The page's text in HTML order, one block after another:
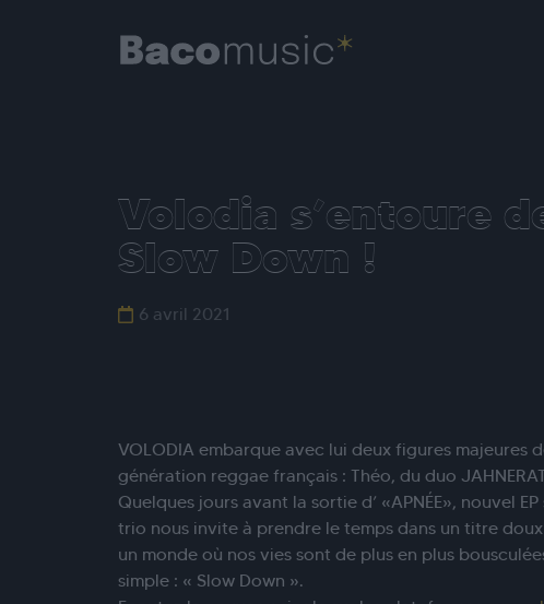
Volodia s’entoure
Slow Down !
6 avril 2021
VOLODIA embarque avec lui deux figures majeures
génération reggae français : Théo, du duo
Quelques jours avant la sortie d’ «APNÉE», nouvel EP
trio nous invite à prendre le temps dans un titre
un monde où nos vies sont de plus en plus
simple : « Slow Down ».